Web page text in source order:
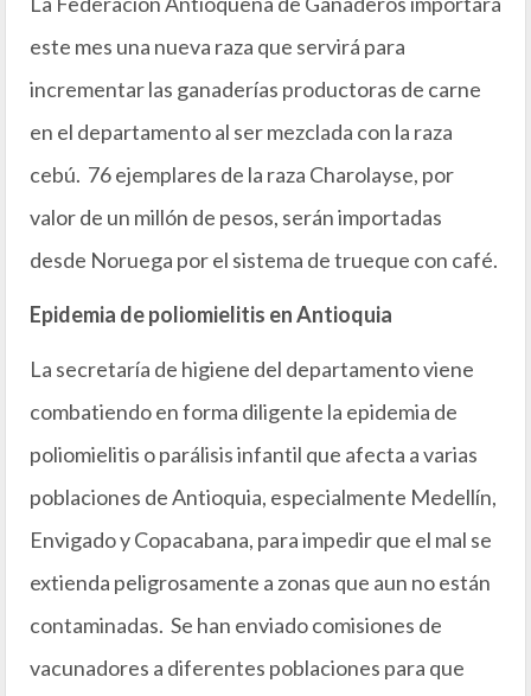
este mes una nueva raza que servirá para
incrementar las ganaderías productoras de carne
en el departamento al ser mezclada con la raza
cebú. 76 ejemplares de la raza Charolayse, por
valor de un millón de pesos, serán importadas
desde Noruega por el sistema de trueque con café.
Epidemia de poliomielitis en Antioquia
La secretaría de higiene del departamento viene
combatiendo en forma diligente la epidemia de
poliomielitis o parálisis infantil que afecta a varias
poblaciones de Antioquia, especialmente Medellín,
Envigado y Copacabana, para impedir que el mal se
extienda peligrosamente a zonas que aun no están
contaminadas. Se han enviado comisiones de
vacunadores a diferentes poblaciones para que